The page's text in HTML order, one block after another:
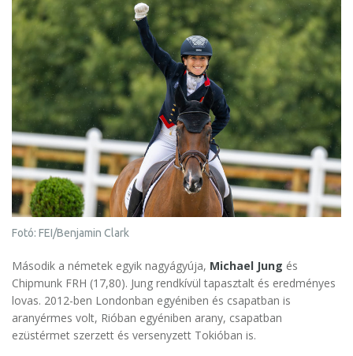
Fotó: FEI/Benjamin Clark
Második a németek egyik nagyágyúja, Michael Jung és
Chipmunk FRH (17,80). Jung rendkívül tapasztalt és eredményes
lovas. 2012-ben Londonban egyéniben és csapatban is
aranyérmes volt, Rióban egyéniben arany, csapatban
ezüstérmet szerzett és versenyzett Tokióban is.